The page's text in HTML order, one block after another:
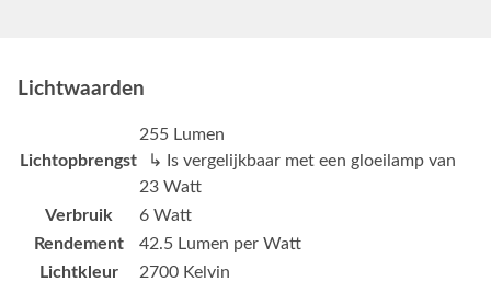
Lichtwaarden
Lichtopbrengst
255 Lumen
↳ Is vergelijkbaar met een gloeilamp van
23 Watt
Verbruik
6 Watt
Rendement
42.5 Lumen per Watt
Lichtkleur
2700 Kelvin